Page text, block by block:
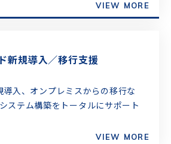
VIEW MORE
新規導入／移行支援
導入、オンプレミスからの移行な
ステム構築をトータルにサポート
VIEW MORE